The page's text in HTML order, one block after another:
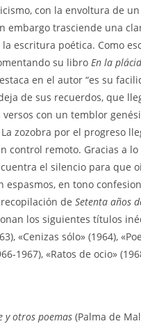
con la envoltura de
embargo trasciende una
escritura poética. Como
su libro En la
en el autor “es su
de sus recuerdos, que
versos con un temblor
zozobra por el progreso
control remoto. Gracias a lo
el silencio para que
espasmos, en tono
recopilación deSetenta años
los siguientes títulos
«Cenizas sólo» (1964),
1967), «Ratos de ocio»
y otros poemas(Palma de